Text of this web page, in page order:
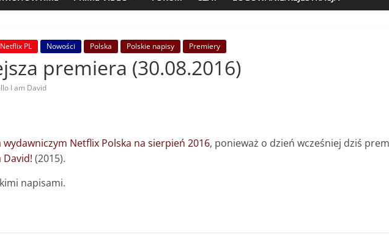
Netflix PL Nowości Polska Polskie napisy Premiery
premiera (30.08.2016)
I am David
wydawniczym Netflix Polska na sierpień 2016, ponieważ o dzień wcześniej dziś
David! (2015).
napisami.